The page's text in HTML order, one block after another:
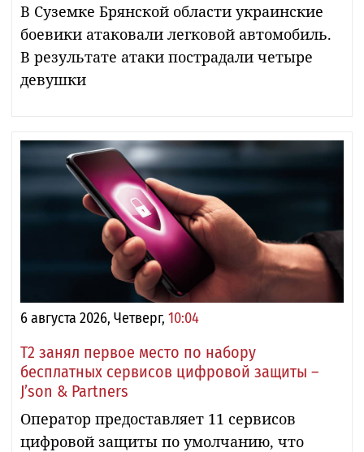
В Суземке Брянской области украинские
боевики атаковали легковой автомобиль.
В результате атаки пострадали четыре
девушки
6 августа 2026, Четверг, 10:04
Т2 занял первое место по набору
бесплатных сервисов цифровой защиты –
J’son & Partners
Оператор предоставляет 11 сервисов
цифровой защиты по умолчанию, что